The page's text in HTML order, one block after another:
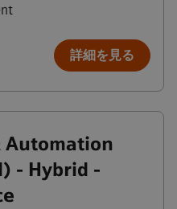
詳細を見る
Automation
- Hybrid -